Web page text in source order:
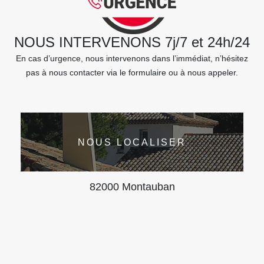
NOUS INTERVENONS 7j/7 et 24h/24
En cas d’urgence, nous intervenons dans l’immédiat, n’hésitez
pas à nous contacter via le formulaire ou à nous appeler.
NOUS LOCALISER
82000 Montauban